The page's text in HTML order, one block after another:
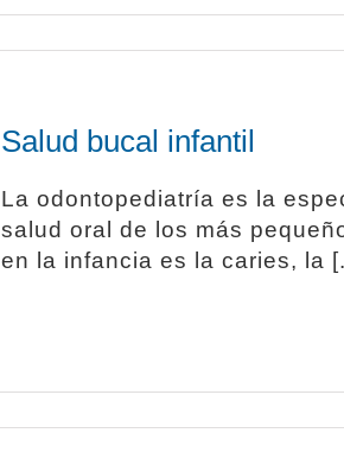
Salud bucal infantil
La odontopediatría es la
salud oral de los más
en la infancia es la caries, la